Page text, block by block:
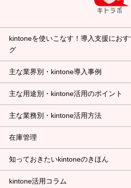
kintoneを使いこなす！導入支援にお
グ
主な業界別・kintone導入事例
主な用途別・kintone活用のポイント
主な業務別・kintone活用方法
在庫管理
知っておきたいkintoneのきほん
kintone活用コラム